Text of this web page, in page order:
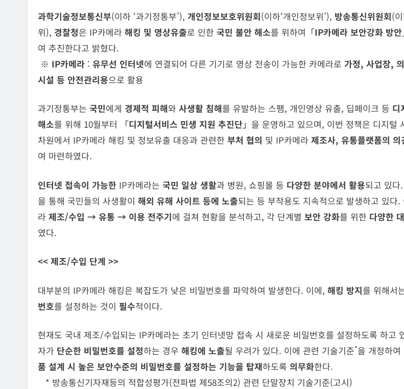
과학기술정보통신부(이하 ‘과기정통부’), 개인정보보호위원회(이하‘개인정보위’), 방송통신위원회(
위), 경찰청은 IP카메라 해킹 및 영상유출로 인한 국민 불안 해소를 위하여「IP카메라 보안강화 방안
여 추진한다고 밝혔다.
※ IP카메라 : 유무선 인터넷에 연결되어 다른 기기로 영상 전송이 가능한 카메라로 가정, 사업장,
시설 등 안전관리용으로 활용
과기정통부는 국민에게 경제적 피해와 사생활 침해를 유발하는 스팸, 개인영상 유출, 딥페이크 등 디
해소를 위해 10월부터 「디지털서비스 민생 지원 추진단」을 운영하고 있으며, 이번 정책은 디지털
차원에서 IP카메라 해킹 및 정보유출 대응과 관련한 부처 협의 및 IP카메라 제조사, 유통플랫폼의 의
여 마련하였다.
인터넷 접속이 가능한 IP카메라는 국민 일상 생활과 병원, 쇼핑몰 등 다양한 분야에서 활용되고 있다
을 통해 국민들의 사생활이 해외 유해 사이트 등에 노출되는 등 부작용도 지속적으로 발생하고 있다.
라 제조/수입 → 유통 → 이용 전주기에 걸쳐 현황을 분석하고, 각 단계별 보안 강화를 위한 다양한
였다.
<< 제조/수입 단계 >>
대부분의 IP카메라 해킹은 복잡도가 낮은 비밀번호를 파악하여 발생한다. 이에, 해킹 방지를 위해서
번호를 설정하는 것이 필수적이다.
현재도 국내 제조/수입되는 IP카메라는 초기 인터넷망 접속 시 새로운 비밀번호를 설정하도록 하고
자가 단순한 비밀번호를 설정하는 경우 해킹에 노출될 우려가 있다. 이에 관련 기술기준*을 개정하
품 설계 시 높은 보안수준의 비밀번호를 설정하는 기능을 탑재하도록 의무화한다.
* 방송통신기자재등의 적합성평가(전파법 제58조의2) 관련 단말장치 기술기준(고시)